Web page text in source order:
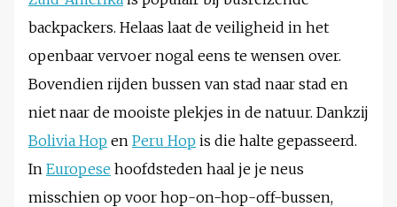
backpackers. Helaas laat de veiligheid in het
openbaar vervoer nogal eens te wensen over.
Bovendien rijden bussen van stad naar stad en
niet naar de mooiste plekjes in de natuur. Dankzij
Bolivia Hop en Peru Hop is die halte gepasseerd.
In Europese hoofdsteden haal je je neus
misschien op voor hop-on-hop-off-bussen,